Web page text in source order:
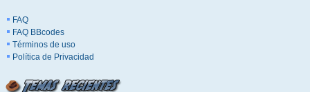
FAQ
FAQ BBcodes
Términos de uso
Política de Privacidad